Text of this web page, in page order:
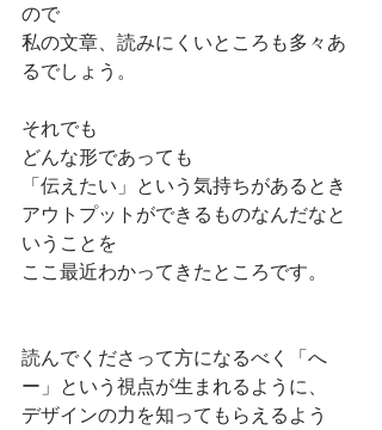
ので
私の文章、読みにくいところも多々あ
るでしょう。
それでも
どんな形であっても
「伝えたい」という気持ちがあるとき
アウトプットができるものなんだなと
いうことを
ここ最近わかってきたところです。
読んでくださって方になるべく「へ
ー」という視点が生まれるように、
デザインの力を知ってもらえるよう